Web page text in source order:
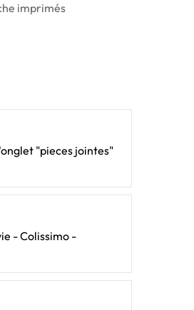
imprimés
"pieces jointes"
- Colissimo -